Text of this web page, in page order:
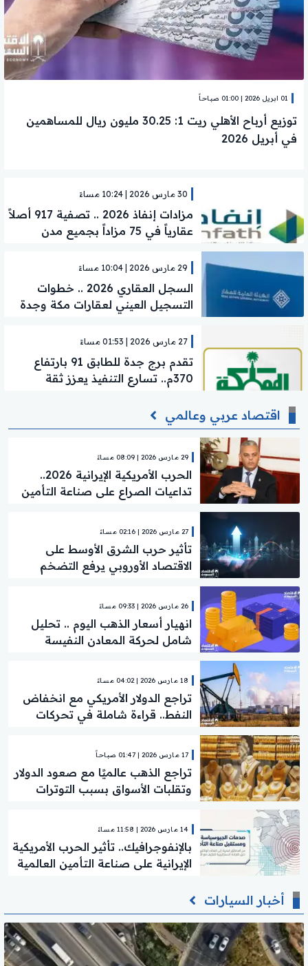
01 ابريل 2026 | 01:00 صباحاً
توزيع أرباح الأهلي ريت 1: 30.25 مليون ريال للمساهمين
في أبريل 2026
30 مارس 2026 | 10:24 مساءً
مزادات إنفاذ 2026 .. تصفية 917 أصلاً
عقارياً في 75 مزاداً بجميع مدن
29 مارس 2026 | 10:04 مساءً
السجل العقاري 2026 .. خطوات
التسجيل العيني لعقارات مكة وجدة
27 مارس 2026 | 01:53 مساءً
تقدم برج جدة للطابق 91 بارتفاع
370م.. تسارع التنفيذ يعزز ثقة
اقتصاد عربي وعالمي
29 مارس 2026 | 08:09 مساءً
الحرب الأمريكية الإيرانية 2026..
تداعيات الصراع على صناعة التأمين
27 مارس 2026 | 02:16 مساءً
تأثير حرب الشرق الأوسط على
الاقتصاد الأوروبي يرفع التضخم
26 مارس 2026 | 09:33 مساءً
انهيار أسعار الذهب اليوم .. تحليل
شامل لحركة المعادن النفيسة
18 مارس 2026 | 04:02 مساءً
تراجع الدولار الأمريكي مع انخفاض
النفط.. قراءة شاملة في تحركات
17 مارس 2026 | 01:47 صباحاً
تراجع الذهب عالميًا مع صعود الدولار
وتقلبات الأسواق بسبب التوترات
14 مارس 2026 | 11:58 مساءً
بالإنفوجرافيك.. تأثير الحرب الأمريكية
الإيرانية على صناعة التأمين العالمية
أخبار السيارات